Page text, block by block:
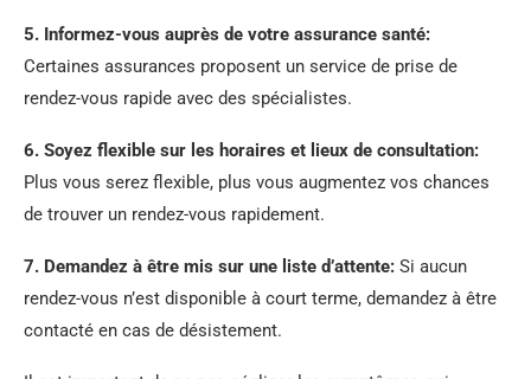
5. Informez-vous auprès de votre assurance santé:
Certaines assurances proposent un service de prise de
rendez-vous rapide avec des spécialistes.
6. Soyez flexible sur les horaires et lieux de consultation:
Plus vous serez flexible, plus vous augmentez vos chances
de trouver un rendez-vous rapidement.
7. Demandez à être mis sur une liste d’attente: Si aucun
rendez-vous n’est disponible à court terme, demandez à être
contacté en cas de désistement.